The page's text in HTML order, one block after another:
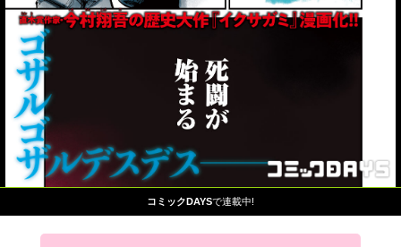
コミックDAYSで連載中!